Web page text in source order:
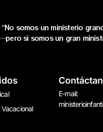
“No somos un ministerio
…pero si somos un gran
Vacacional
E-mail: